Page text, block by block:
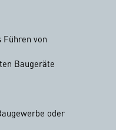
von
Baugeräte
oder